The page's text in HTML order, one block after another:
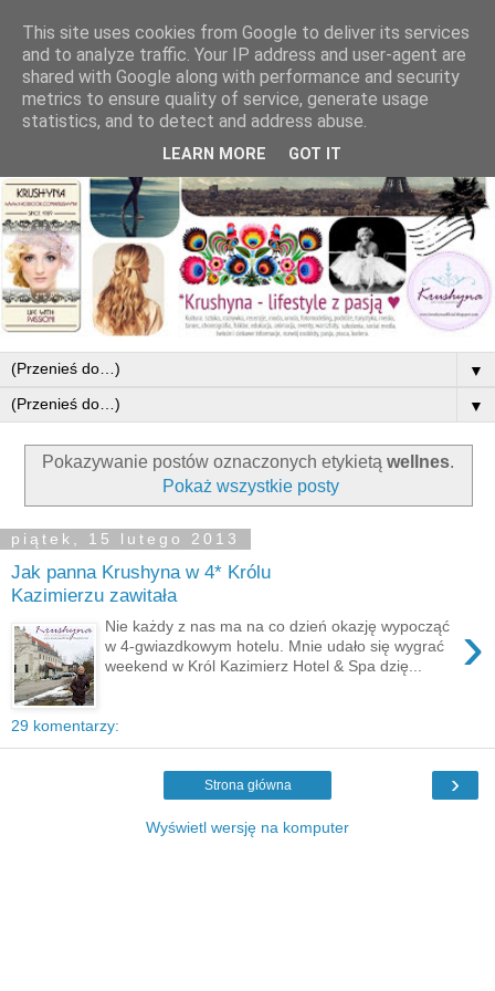
▼
▼
Pokazywanie postów oznaczonych etykietą wellnes.
Pokaż wszystkie posty
piątek, 15 lutego 2013
Jak panna Krushyna w 4* Królu
Kazimierzu zawitała
›
Nie każdy z nas ma na co dzień okazję wypocząć
w 4-gwiazdkowym hotelu. Mnie udało się wygrać
weekend w Król Kazimierz Hotel & Spa dzię...
29 komentarzy:
›
Strona główna
Wyświetl wersję na komputer
This site uses cookies from Google to deliver its services
and to analyze traffic. Your IP address and user-agent are
shared with Google along with performance and security
metrics to ensure quality of service, generate usage
statistics, and to detect and address abuse.
LEARN MORE GOT IT